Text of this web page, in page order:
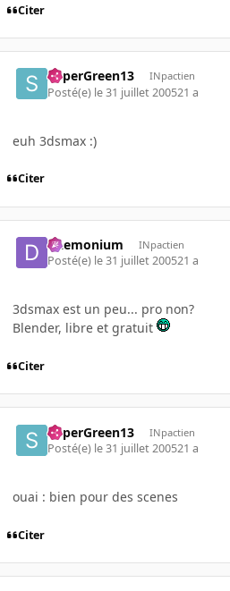
Citer
SuperGreen13 INpactien
Posté(e) le 31 juillet 200521 a
euh 3dsmax :)
Citer
Daemonium INpactien
Posté(e) le 31 juillet 200521 a
3dsmax est un peu... pro non?
Blender, libre et gratuit
Citer
SuperGreen13 INpactien
Posté(e) le 31 juillet 200521 a
ouai : bien pour des scenes
Citer